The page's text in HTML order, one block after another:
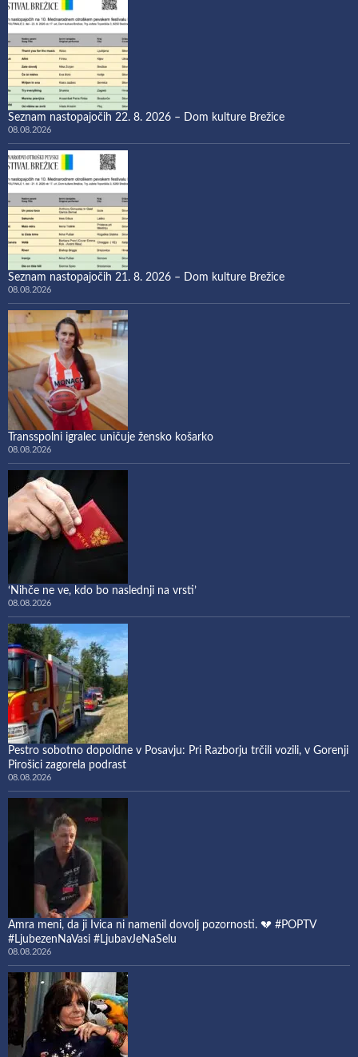
Seznam nastopajočih 22. 8. 2026 – Dom kulture Brežice
08.08.2026
Seznam nastopajočih 21. 8. 2026 – Dom kulture Brežice
08.08.2026
Transspolni igralec uničuje žensko košarko
08.08.2026
‘Nihče ne ve, kdo bo naslednji na vrsti’
08.08.2026
Pestro sobotno dopoldne v Posavju: Pri Razborju trčili vozili, v Gorenji
Pirošici zagorela podrast
08.08.2026
Amra meni, da ji Ivica ni namenil dovolj pozornosti. 💔 #POPTV
#LjubezenNaVasi #LjubavJeNaSelu
08.08.2026